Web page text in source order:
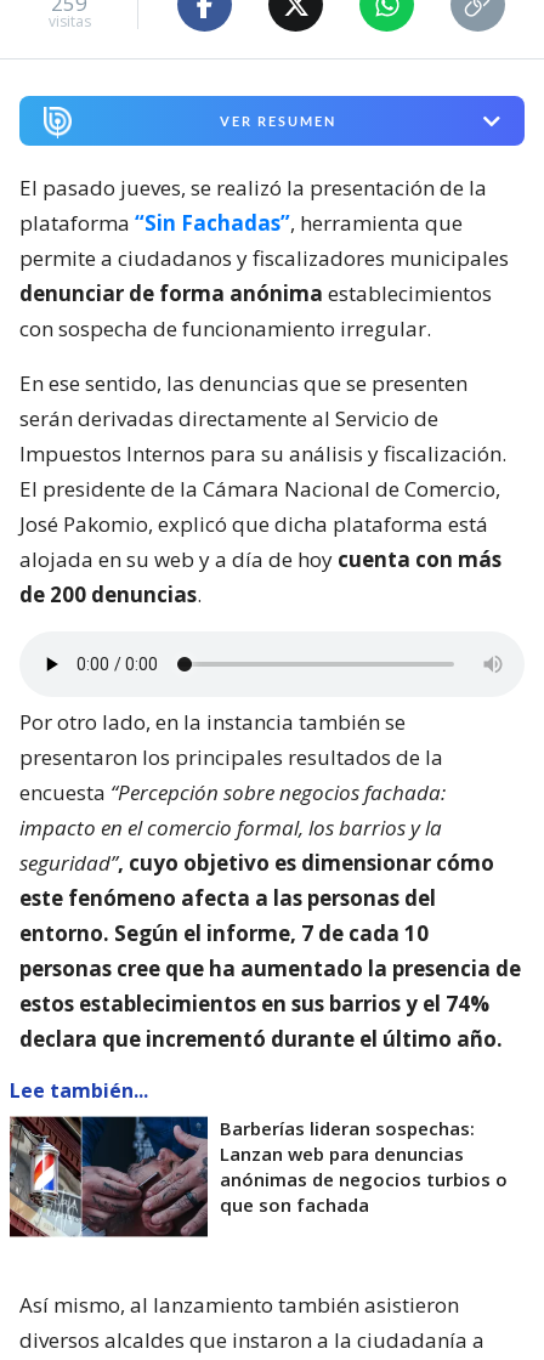
visitas
VER RESUMEN
El pasado jueves, se realizó la presentación de la
plataforma “Sin Fachadas”, herramienta que
permite a ciudadanos y fiscalizadores municipales
denunciar de forma anónima establecimientos
con sospecha de funcionamiento irregular.
En ese sentido, las denuncias que se presenten
serán derivadas directamente al Servicio de
Impuestos Internos para su análisis y fiscalización.
El presidente de la Cámara Nacional de Comercio,
José Pakomio, explicó que dicha plataforma está
alojada en su web y a día de hoy cuenta con más
de 200 denuncias.
Por otro lado, en la instancia también se
presentaron los principales resultados de la
encuesta “Percepción sobre negocios fachada:
impacto en el comercio formal, los barrios y la
seguridad”, cuyo objetivo es dimensionar cómo
este fenómeno afecta a las personas del
entorno. Según el informe, 7 de cada 10
personas cree que ha aumentado la presencia de
estos establecimientos en sus barrios y el 74%
declara que incrementó durante el último año.
Lee también...
Barberías lideran sospechas:
Lanzan web para denuncias
anónimas de negocios turbios o
que son fachada
Así mismo, al lanzamiento también asistieron
diversos alcaldes que instaron a la ciudadanía a